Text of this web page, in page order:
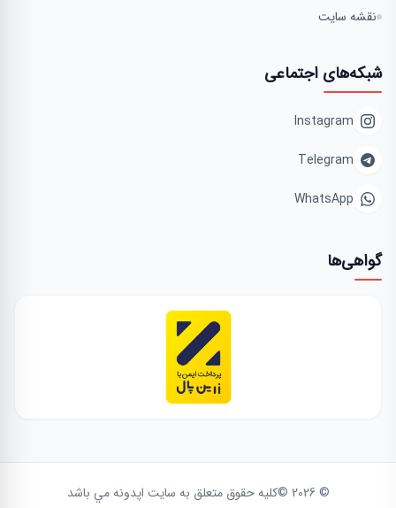
نقشه سایت
شبکه‌های اجتماعی
Instagram
Telegram
WhatsApp
گواهی‌ها
© 2026 ©كليه حقوق متعلق به سايت اپدونه مي باشد